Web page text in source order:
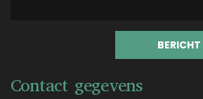
Contact gegevens